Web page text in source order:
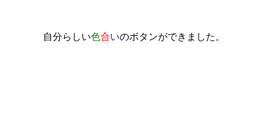
自分らしい色合いのボタンができました。